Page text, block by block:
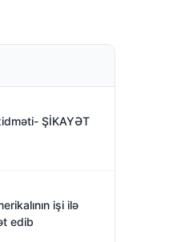
ŞİKAYƏT
işi ilə
edib